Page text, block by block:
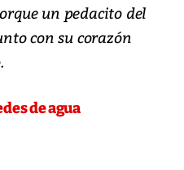
un pedacito del
con su corazón
de agua